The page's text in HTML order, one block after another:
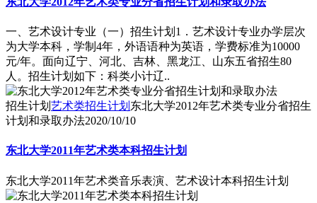
一、艺术设计专业（一）招生计划1．艺术设计专业办学层次
为大学本科，学制4年，外语语种为英语，学费标准为10000
元/年。面向辽宁、河北、吉林、黑龙江、山东五省招生80
人。招生计划如下：科类小计辽..
招生计划 艺术类招生计划 东北大学2012年艺术类专业分省招生
计划和录取办法2020/10/10
东北大学2011年艺术类本科招生计划
东北大学2011年艺术类音乐表演、艺术设计本科招生计划